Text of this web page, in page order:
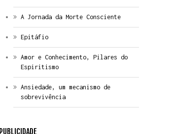
A Jornada da Morte Consciente
Epitáfio
Amor e Conhecimento, Pilares do
Espiritismo
Ansiedade, um mecanismo de
sobrevivência
PUBLICIDADE